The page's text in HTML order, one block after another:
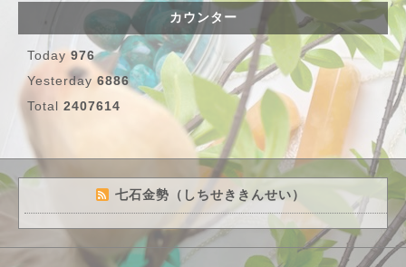
カウンター
Today 976
Yesterday 6886
Total 2407614
七石金勢（しちせききんせい）